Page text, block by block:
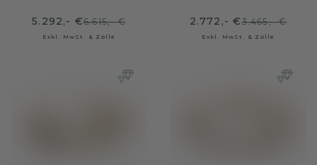
5.292,- €6.615,- €
Exkl. MwSt. & Zölle
2.772,- €3.465,- €
Exkl. MwSt. & Zölle